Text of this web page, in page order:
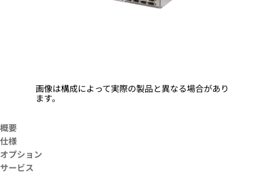
画像は構成によって実際の製品と異なる場合があり
ます。
概要
仕様
オプション
サービス